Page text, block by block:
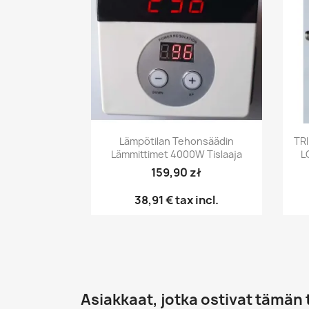
Pikakatselu
Lämpötilan Tehonsäädin
Lämmittimet 4000W Tislaaja
159,90 zł
38,91 €tax incl.
Asiakkaat, jotka ostivat